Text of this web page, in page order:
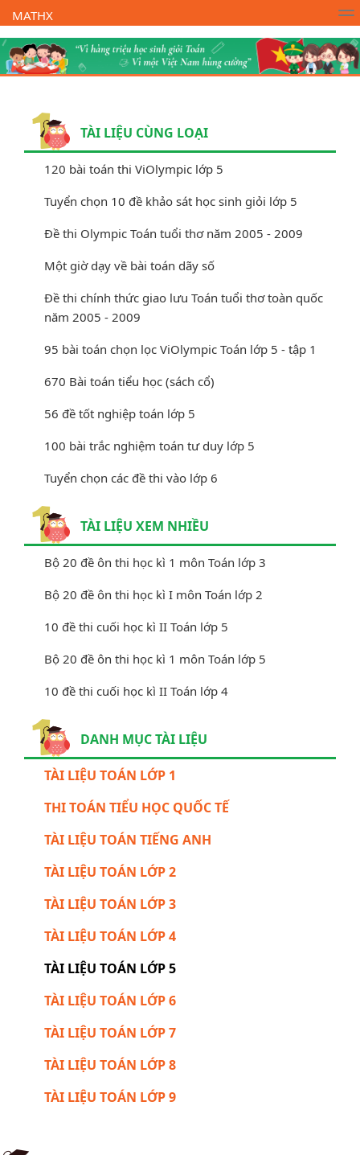
MATHX
Trường Toán Online MATHX Học toán - Lớp 1
TÀI LIỆU CÙNG LOẠI
120 bài toán thi ViOlympic lớp 5
Tuyển chọn 10 đề khảo sát học sinh giỏi lớp 5
Đề thi Olympic Toán tuổi thơ năm 2005 - 2009
Một giờ dạy về bài toán dãy số
Đề thi chính thức giao lưu Toán tuổi thơ toàn quốc
năm 2005 - 2009
95 bài toán chọn lọc ViOlympic Toán lớp 5 - tập 1
670 Bài toán tiểu học (sách cổ)
56 đề tốt nghiệp toán lớp 5
100 bài trắc nghiệm toán tư duy lớp 5
Tuyển chọn các đề thi vào lớp 6
TÀI LIỆU XEM NHIỀU
Bộ 20 đề ôn thi học kì 1 môn Toán lớp 3
Bộ 20 đề ôn thi học kì I môn Toán lớp 2
10 đề thi cuối học kì II Toán lớp 5
Bộ 20 đề ôn thi học kì 1 môn Toán lớp 5
10 đề thi cuối học kì II Toán lớp 4
DANH MỤC TÀI LIỆU
TÀI LIỆU TOÁN LỚP 1
THI TOÁN TIỂU HỌC QUỐC TẾ
TÀI LIỆU TOÁN TIẾNG ANH
TÀI LIỆU TOÁN LỚP 2
TÀI LIỆU TOÁN LỚP 3
TÀI LIỆU TOÁN LỚP 4
TÀI LIỆU TOÁN LỚP 5
TÀI LIỆU TOÁN LỚP 6
TÀI LIỆU TOÁN LỚP 7
TÀI LIỆU TOÁN LỚP 8
TÀI LIỆU TOÁN LỚP 9